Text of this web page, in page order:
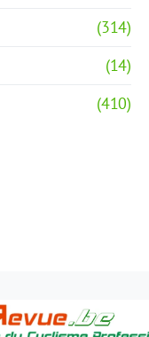
(314)
(14)
(410)